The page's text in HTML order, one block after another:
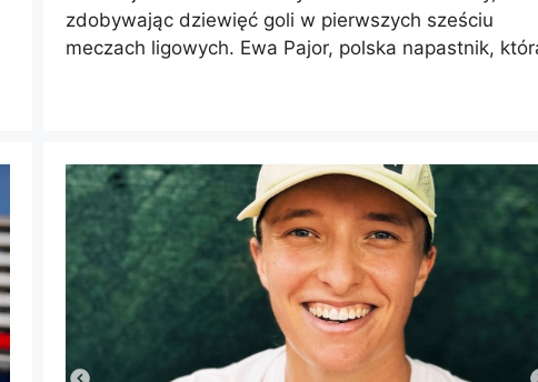
zdobywając dziewięć goli w pierwszych sześciu
meczach ligowych. Ewa Pajor, polska napastnik,